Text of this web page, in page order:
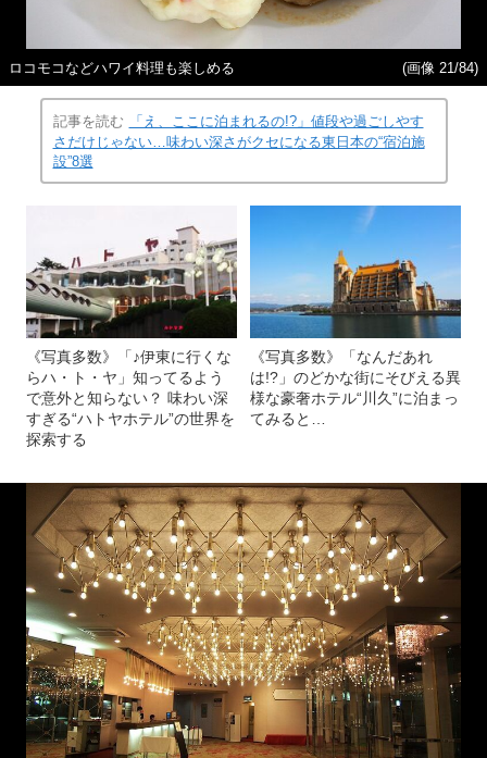
ロコモコなどハワイ料理も楽しめる (画像 21/84)
記事を読む
「え、ここに泊まれるの!?」値段や過ごしやす
さだけじゃない…味わい深さがクセになる東日本の“宿泊施
設”8選
《写真多数》「♪伊東に行くな
らハ・ト・ヤ」知ってるよう
で意外と知らない？ 味わい深
すぎる“ハトヤホテル”の世界を
探索する
《写真多数》「なんだあれ
は!?」のどかな街にそびえる異
様な豪奢ホテル“川久”に泊まっ
てみると…